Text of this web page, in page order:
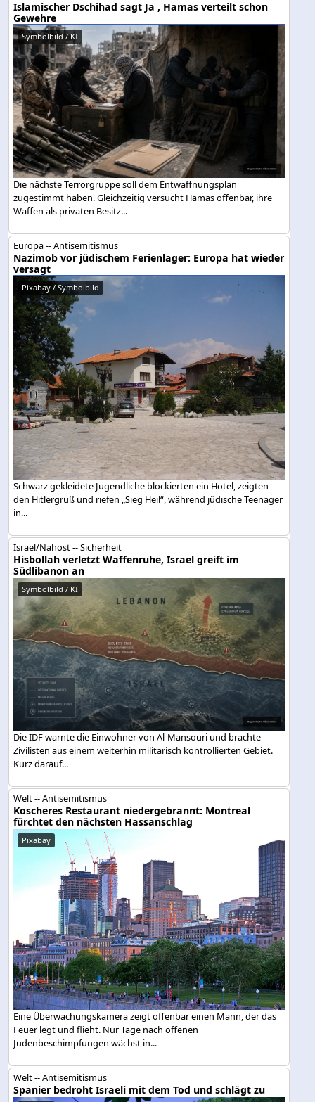
Islamischer Dschihad sagt Ja , Hamas verteilt schon
Gewehre
Symbolbild / KI
Die nächste Terrorgruppe soll dem Entwaffnungsplan
zugestimmt haben. Gleichzeitig versucht Hamas offenbar, ihre
Waffen als privaten Besitz...
Europa -- Antisemitismus
Nazimob vor jüdischem Ferienlager: Europa hat wieder
versagt
Pixabay / Symbolbild
Schwarz gekleidete Jugendliche blockierten ein Hotel, zeigten
den Hitlergruß und riefen „Sieg Heil“, während jüdische Teenager
in...
Israel/Nahost -- Sicherheit
Hisbollah verletzt Waffenruhe, Israel greift im
Südlibanon an
Symbolbild / KI
Die IDF warnte die Einwohner von Al-Mansouri und brachte
Zivilisten aus einem weiterhin militärisch kontrollierten Gebiet.
Kurz darauf...
Welt -- Antisemitismus
Koscheres Restaurant niedergebrannt: Montreal
fürchtet den nächsten Hassanschlag
Pixabay
Eine Überwachungskamera zeigt offenbar einen Mann, der das
Feuer legt und flieht. Nur Tage nach offenen
Judenbeschimpfungen wächst in...
Welt -- Antisemitismus
Spanier bedroht Israeli mit dem Tod und schlägt zu